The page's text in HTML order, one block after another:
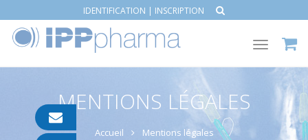
IDENTIFICATION | INSCRIPTION
Toggle
MENTIONS LÉGALES
Accueil Mentions légales
pharma.com